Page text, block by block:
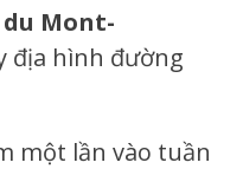
Mont-
địa hình đường
một lần vào tuần